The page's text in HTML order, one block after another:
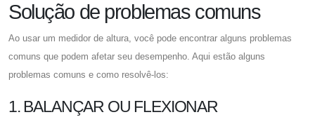
Solução de problemas comuns
Ao usar um medidor de altura, você pode encontrar alguns problemas
comuns que podem afetar seu desempenho. Aqui estão alguns
problemas comuns e como resolvê-los:
1. BALANÇAR OU FLEXIONAR